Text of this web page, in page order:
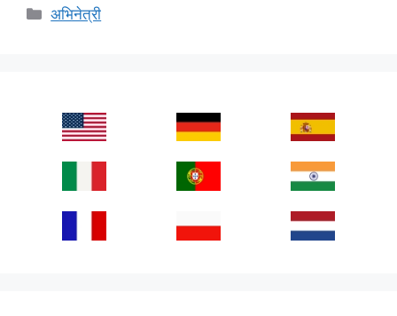
Categories
अभिनेत्री